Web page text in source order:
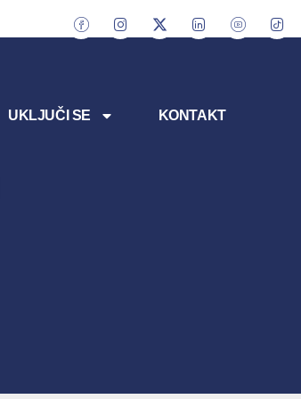
UKLJUČI SE KONTAKT